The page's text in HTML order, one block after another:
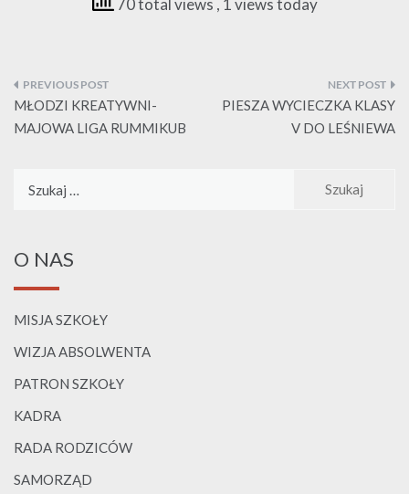
70 total views , 1 views today
Nawigacja
wpisu
MŁODZI KREATYWNI-
MAJOWA LIGA RUMMIKUB
PIESZA WYCIECZKA KLASY
V DO LEŚNIEWA
O NAS
MISJA SZKOŁY
WIZJA ABSOLWENTA
PATRON SZKOŁY
KADRA
RADA RODZICÓW
SAMORZĄD